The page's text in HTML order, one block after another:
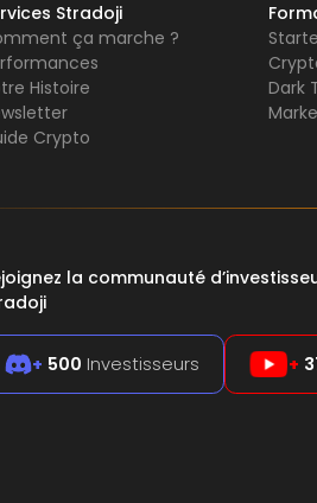
Stradoji
ça marche ?
Histoire
Crypto
Dark
la communauté
+ 500 Investisseurs +